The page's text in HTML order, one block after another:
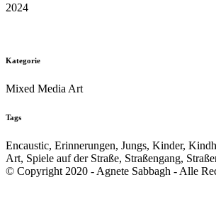
2024
Kategorie
Mixed Media Art
Tags
Encaustic, Erinnerungen, Jungs, Kinder,
Art, Spiele auf der Straße, Straßengang,
© Copyright 2020 - Agnete Sabbagh - Alle